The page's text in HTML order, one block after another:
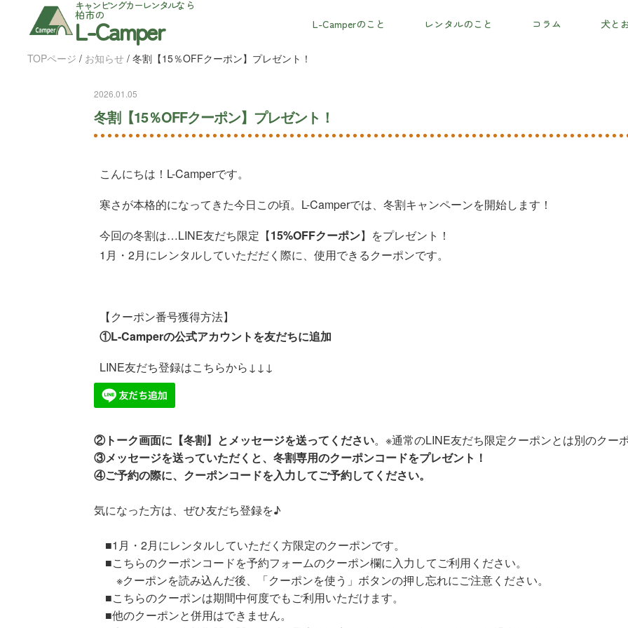
キャンピングカーレンタルなら
柏市の
L-Camper L-Camperのこと レンタルのこと コラム 犬と
TOPページ / お知らせ / 冬割【15％OFFクーポン】プレゼント！
2026.01.05
冬割【15％OFFクーポン】プレゼント！
こんにちは！L-Camperです。
寒さが本格的になってきた今日この頃。L-Camperでは、冬割キャンペーンを開始します！
今回の冬割は…LINE友だち限定【15%OFFクーポン】をプレゼント！
1月・2月にレンタルしていただだく際に、使用できるクーポンです。
【クーポン番号獲得方法】
①L-Camperの公式アカウントを友だちに追加
LINE友だち登録はこちらから↓↓↓
②トーク画面に【冬割】とメッセージを送ってください。※通常のLINE友だち限定クーポンとは別のクー
③メッセージを送っていただくと、冬割専用のクーポンコードをプレゼント！
④ご予約の際に、クーポンコードを入力してご予約してください。
気になった方は、ぜひ友だち登録を♪
■1月・2月にレンタルしていただく方限定のクーポンです。
■こちらのクーポンコードを予約フォームのクーポン欄に入力してご利用ください。
※クーポンを読み込んだ後、「クーポンを使う」ボタンの押し忘れにご注意ください。
■こちらのクーポンは期間中何度でもご利用いただけます。
■他のクーポンと併用はできません。